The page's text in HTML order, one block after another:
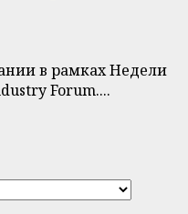
в рамках Недели
Forum....